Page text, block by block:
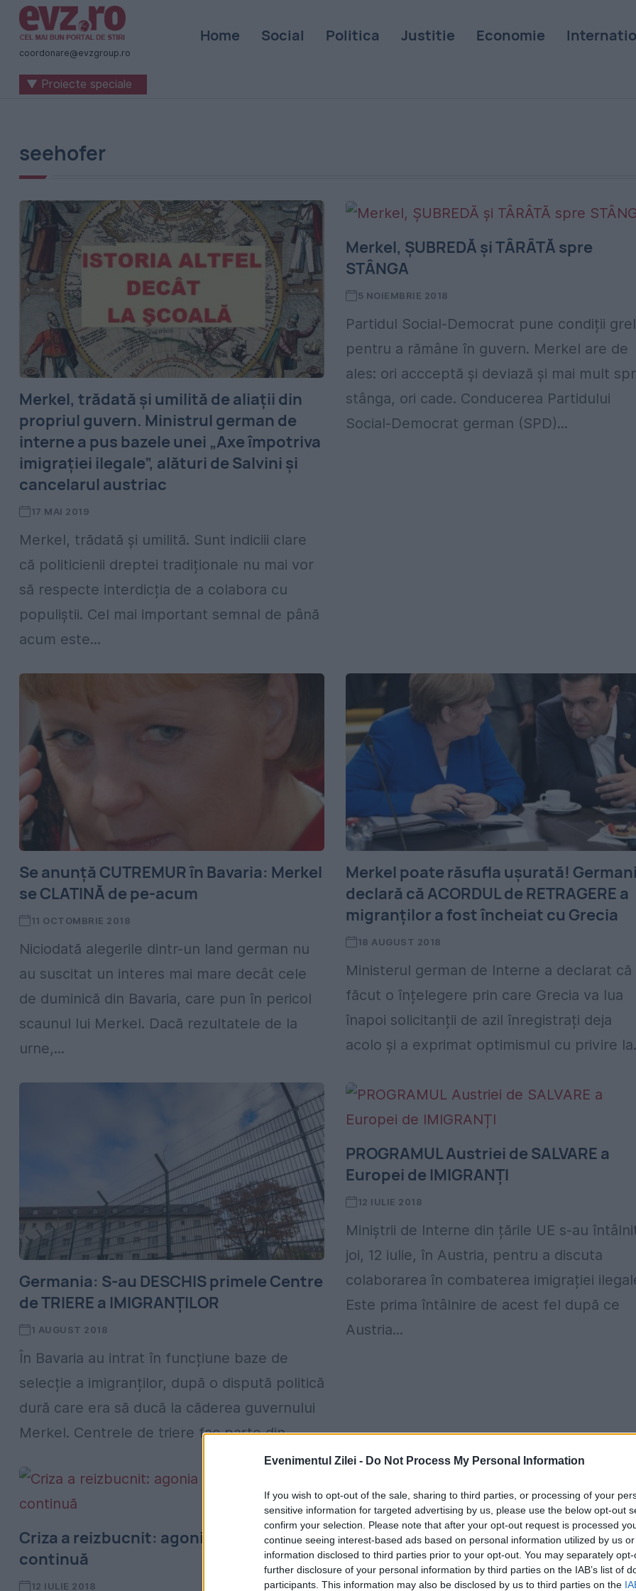
Evenimentul Zilei - Do Not Process My Personal Information
If you wish to opt-out of the sale, sharing to third parties, or processing of your
sensitive information for targeted advertising by us, please use the below opt-out
confirm your selection. Please note that after your opt-out request is processed
continue seeing interest-based ads based on personal information utilized by us
information disclosed to third parties prior to your opt-out. You may separately
further disclosure of your personal information by third parties on the IAB’s list of
participants. This information may also be disclosed by us to third parties on the
Știri
naționale
internaționale
România
-
Zilei
coordonare@evzgroup.ro
Home Social Politica Justitie Economie
▼ Proiecte speciale
seehofer
Merkel, trădată și umilită de aliații din
propriul guvern. Ministrul german de
interne a pus bazele unei „Axe împotriva
imigrației ilegale”, alături de Salvini și
cancelarul austriac
17 MAI 2019
Merkel, trădată și umilită. Sunt indiciii clare
că politicienii dreptei tradiționale nu mai vor
să respecte interdicția de a colabora cu
populiștii. Cel mai important semnal de până
acum este...
Merkel, ȘUBREDĂ și TÂRÂTĂ spre
STÂNGA
5 NOIEMBRIE 2018
Partidul Social-Democrat pune condiții
pentru a rămâne în guvern. Merkel are de
ales: ori accceptă și deviază și mai mult
stânga, ori cade. Conducerea Partidului
Social-Democrat german (SPD)...
Se anunță CUTREMUR în Bavaria: Merkel
se CLATINĂ de pe-acum
11 OCTOMBRIE 2018
Niciodată alegerile dintr-un land german nu
au suscitat un interes mai mare decât cele
de duminică din Bavaria, care pun în pericol
scaunul lui Merkel. Dacă rezultatele de la
urne,...
Merkel poate răsufla uşurată!
declară că ACORDUL de RETRAGERE a
migranților a fost încheiat cu Grecia
18 AUGUST 2018
Ministerul german de Interne a declarat că
făcut o înțelegere prin care Grecia va lua
înapoi solicitanții de azil înregistrați deja
acolo și a exprimat optimismul cu privire
Germania: S-au DESCHIS primele Centre
de TRIERE a IMIGRANȚILOR
1 AUGUST 2018
În Bavaria au intrat în funcțiune baze de
selecție a imigranților, după o dispută politică
dură care era să ducă la căderea guvernului
Merkel. Centrele de triere fac parte din...
PROGRAMUL Austriei de SALVARE a
Europei de IMIGRANȚI
12 IULIE 2018
Miniștrii de Interne din țările UE s-au
joi, 12 iulie, în Austria, pentru a discuta
colaborarea în combaterea imigrației
Este prima întâlnire de acest fel după ce
Austria...
Criza a reizbucnit: agonia lui Merkel
continuă
12 IULIE 2018